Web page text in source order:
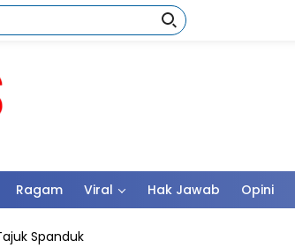
Ragam Viral Hak Jawab Opini